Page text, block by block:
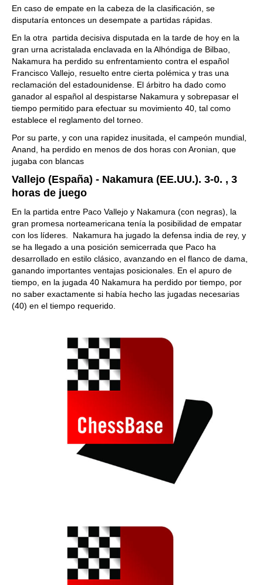
En caso de empate en la cabeza de la clasificación, se
disputaría entonces un desempate a partidas rápidas.
En la otra partida decisiva disputada en la tarde de hoy en la
gran urna acristalada enclavada en la Alhóndiga de Bilbao,
Nakamura ha perdido su enfrentamiento contra el español
Francisco Vallejo, resuelto entre cierta polémica y tras una
reclamación del estadounidense. El árbitro ha dado como
ganador al español al despistarse Nakamura y sobrepasar el
tiempo permitido para efectuar su movimiento 40, tal como
establece el reglamento del torneo.
Por su parte, y con una rapidez inusitada, el campeón mundial,
Anand, ha perdido en menos de dos horas con Aronian, que
jugaba con blancas
Vallejo (España) - Nakamura (EE.UU.). 3-0. , 3
horas de juego
En la partida entre Paco Vallejo y Nakamura (con negras), la
gran promesa norteamericana tenía la posibilidad de empatar
con los líderes. Nakamura ha jugado la defensa india de rey, y
se ha llegado a una posición semicerrada que Paco ha
desarrollado en estilo clásico, avanzando en el flanco de dama,
ganando importantes ventajas posicionales. En el apuro de
tiempo, en la jugada 40 Nakamura ha perdido por tiempo, por
no saber exactamente si había hecho las jugadas necesarias
(40) en el tiempo requerido.